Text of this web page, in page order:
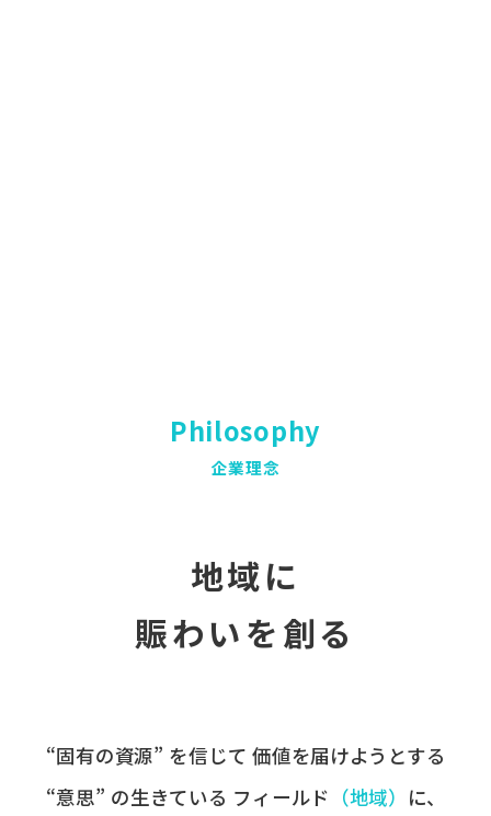
Philosophy
企業理念
地域に
賑わいを創る
“固有の​資源” を​信じて 価値を​届けようとする​
“意思” の​生きている フィールド ​（地域） に、